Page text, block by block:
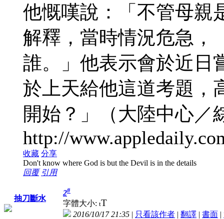
他慨嘆說：「不管母親
解釋，當時情況危急，
誰。」他表示會於近日
於上天給他這道考題，
開始？」（大陸中心／
http://
收藏 分享
Don't know where God is but the Devil is in the details
回覆 引用
抽刀斷水
2#
字體大小: tT
2016/10/17 21:35 | 只看該作者 | 翻譯 | 書面 |